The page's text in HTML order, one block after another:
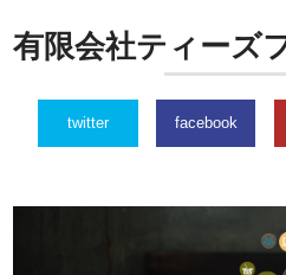
有限会社ティーズ
twitter facebook